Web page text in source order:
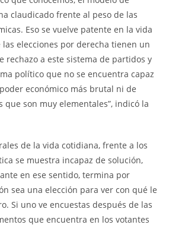
claudicado frente al peso de las
Eso se vuelve patente en la vida
elecciones por derecha tienen un
rechazo a este sistema de partidos y
político que no se encuentra capaz
económico más brutal ni de
que son muy elementales”, indicó la
de la vida cotidiana, frente a los
se muestra incapaz de solución,
en ese sentido, termina por
sea una elección para ver con qué le
Si uno ve encuestas después de las
que encuentra en los votantes